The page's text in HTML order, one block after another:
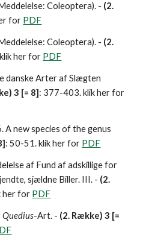
Coleoptera). - (2.
for PDF
Coleoptera). - (2.
her for PDF
3 [= 8]
: 50-51. klik her for PDF
af Fund af adskillige for
sjældne Biller. III. - (2.
her for PDF
Quedius-Art. - (2. Række) 3 [=